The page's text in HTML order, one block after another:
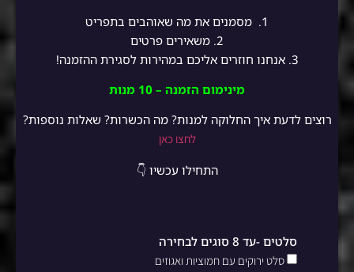
1.
מסמנים את מה שאוהבים בתפריט
2. משאירים פרטים
3. אנחנו חוזרים אליכם במהירות לסגירת ההזמנה!
מינימום הזמנה – 10 מנות
רוצים לדעת איך החלוקה למנות? מה הכשרות? שאלות נוספות?
לחצו כאן
התחילו עכשיו 👇
סלטים -עד 8 סוגים לבחירה
סלט ירוקים עם חמוציות ואגוזים